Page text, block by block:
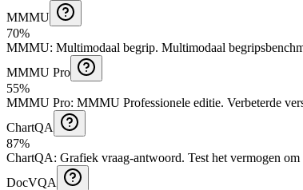
MMMU
70%
MMMU: Multimodaal begrip. Multimodaal
MMMU Pro
55%
MMMU Pro: MMMU Professionele editie. Verbeterde
ChartQA
87%
ChartQA: Grafiek vraag-antwoord. Test het vermogen
DocVQA